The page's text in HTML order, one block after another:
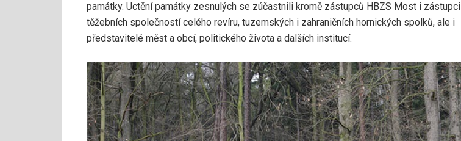
památky. Uctění památky zesnulých se zúčastnili kromě zástupců HBZS Most i zástupci
těžebních společností celého revíru, tuzemských i zahraničních hornických spolků, ale i
představitelé měst a obcí, politického života a dalších institucí.